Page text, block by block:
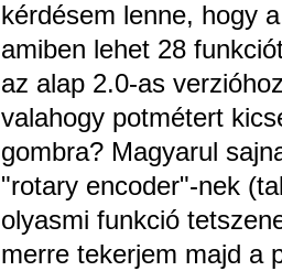
kérdésem lenne, hogy
amiben lehet 28
az alap 2.0-as
valahogy potmétert
gombra? Magyarul
"rotary encoder"-nek
olyasmi funkció
merre tekerjem majd a